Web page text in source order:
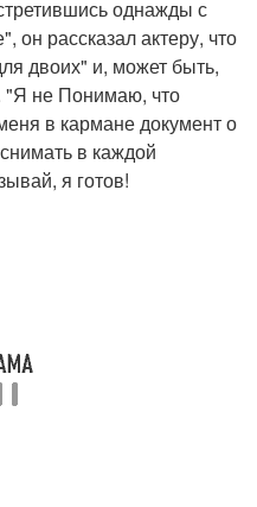
однажды с
рассказал актеру, что
двоих" и, может быть,
"Я не Понимаю, что
в кармане документ о
в каждой
я готов!